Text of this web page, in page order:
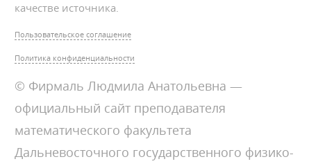
качестве источника.
Пользовательское соглашение
Политика конфиденциальности
© Фирмаль Людмила Анатольевна —
официальный сайт преподавателя
математического факультета
Дальневосточного государственного физико-